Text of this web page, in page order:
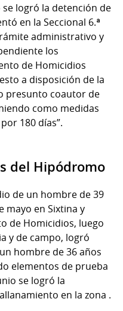
logró la detención de
en la Seccional 6.ª
administrativo y
los
de Homicidios
a disposición de la
presunto coautor de
como medidas
180 días”.
del Hipódromo
de un hombre de 39
mayo en Sixtina y
de Homicidios, luego
y de campo, logró
hombre de 36 años
elementos de prueba
se logró la
en la zona .